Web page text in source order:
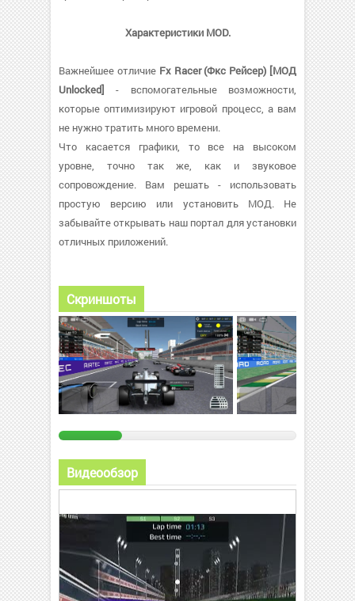
Характеристики MOD.
Важнейшее отличие Fx Racer (Фкс Рейсер) [МОД
Unlocked] - вспомогательные возможности,
которые оптимизируют игровой процесс, а вам
не нужно тратить много времени.
Что касается графики, то все на высоком
уровне, точно так же, как и звуковое
сопровождение. Вам решать - использовать
простую версию или установить МОД. Не
забывайте открывать наш портал для установки
отличных приложений.
Скриншоты
Видеообзор